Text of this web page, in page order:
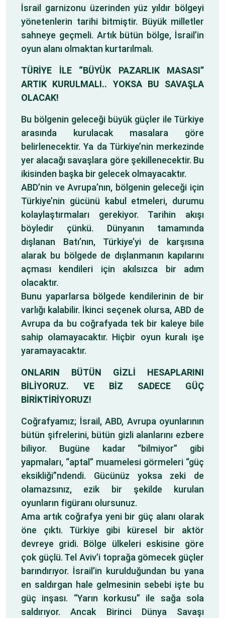
İsrail garnizonu üzerinden yüz yıldır bölgeyi
yönetenlerin tarihi bitmiştir. Büyük milletler
sahneye geçmeli. Artık bütün bölge, İsrail’in
oyun alanı olmaktan kurtarılmalı.
TÜRİYE İLE “BÜYÜK PAZARLIK MASASI”
ARTIK KURULMALI.. YOKSA BU SAVAŞLA
OLACAK!
Bu bölgenin geleceği büyük güçler ile Türkiye
arasında kurulacak masalara göre
belirlenecektir. Ya da Türkiye’nin merkezinde
yer alacağı savaşlara göre şekillenecektir. Bu
ikisinden başka bir gelecek olmayacaktır.
ABD’nin ve Avrupa’nın, bölgenin geleceği için
Türkiye’nin gücünü kabul etmeleri, durumu
kolaylaştırmaları gerekiyor. Tarihin akışı
böyledir çünkü. Dünyanın tamamında
dışlanan Batı’nın, Türkiye’yi de karşısına
alarak bu bölgede de dışlanmanın kapılarını
açması kendileri için akılsızca bir adım
olacaktır.
Bunu yaparlarsa bölgede kendilerinin de bir
varlığı kalabilir. İkinci seçenek olursa, ABD de
Avrupa da bu coğrafyada tek bir kaleye bile
sahip olamayacaktır. Hiçbir oyun kuralı işe
yaramayacaktır.
ONLARIN BÜTÜN GİZLİ HESAPLARINI
BİLİYORUZ. VE BİZ SADECE GÜÇ
BİRİKTİRİYORUZ!
Coğrafyamız; İsrail, ABD, Avrupa oyunlarının
bütün şifrelerini, bütün gizli alanlarını ezbere
biliyor. Bugüne kadar “bilmiyor” gibi
yapmaları, “aptal” muamelesi görmeleri “güç
eksikliği”ndendi. Gücünüz yoksa zeki de
olamazsınız, ezik bir şekilde kurulan
oyunların figüranı olursunuz.
Ama artık coğrafya yeni bir güç alanı olarak
öne çıktı. Türkiye gibi küresel bir aktör
devreye gridi. Bölge ülkeleri eskisine göre
çok güçlü. Tel Aviv’i toprağa gömecek güçler
barındırıyor. İsrail’in kurulduğundan bu yana
en saldırgan hale gelmesinin sebebi işte bu
güç inşası. “Yarın korkusu” ile sağa sola
saldırıyor. Ancak Birinci Dünya Savaşı